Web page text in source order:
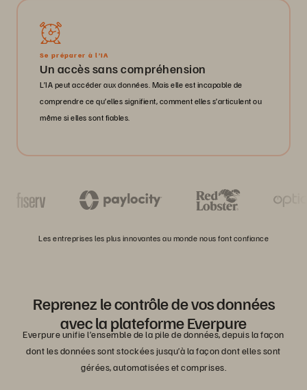
Se préparer à l’IA
Un accès sans compréhension
L’IA peut accéder aux données. Mais elle est incapable de
comprendre ce qu’elles signifient, comment elles s’articulent ou
même si elles sont fiables.
Les entreprises les plus innovantes au monde nous font confiance
Reprenez le contrôle de vos données
avec la plateforme Everpure
Everpure unifie l’ensemble de la pile de données, depuis la façon
dont les données sont stockées jusqu’à la façon dont elles sont
gérées, automatisées et comprises.